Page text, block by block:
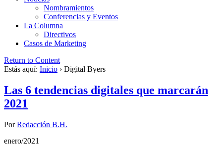
Nombramientos
Conferencias y Eventos
La Columna
Directivos
Casos de Marketing
Return to Content
Estás aquí: Inicio › Digital Byers
Las 6 tendencias digitales que marcarán
2021
PorRedacción B.H.
enero/2021